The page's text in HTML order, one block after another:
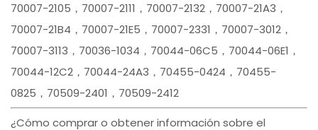
70007-2105，70007-2111，70007-2132，70007-21A3，
70007-21B4，70007-21E5，70007-2331，70007-3012，
70007-3113，70036-1034，70044-06C5，70044-06E1，
70044-12C2，70044-24A3，70455-0424，70455-
0825，70509-2401，70509-2412
¿Cómo comprar o obtener información sobre el